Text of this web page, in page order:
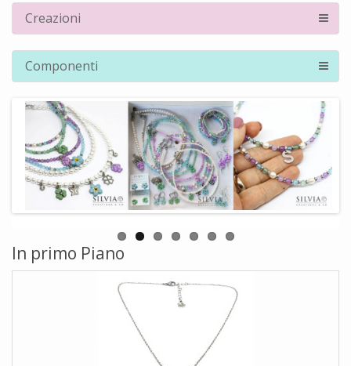
Creazioni
Componenti
In primo Piano